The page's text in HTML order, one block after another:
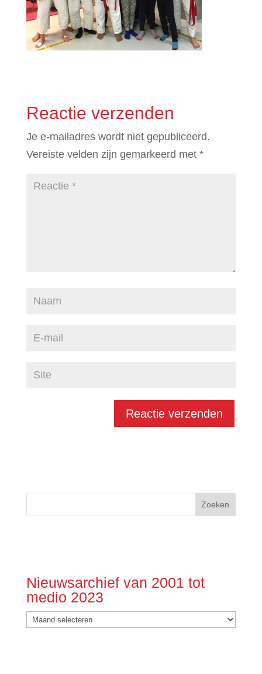
Reactie verzenden
Je e-mailadres wordt niet gepubliceerd.
Vereiste velden zijn gemarkeerd met *
Nieuwsarchief van 2001 tot
medio 2023
Nieuwsarchief
van